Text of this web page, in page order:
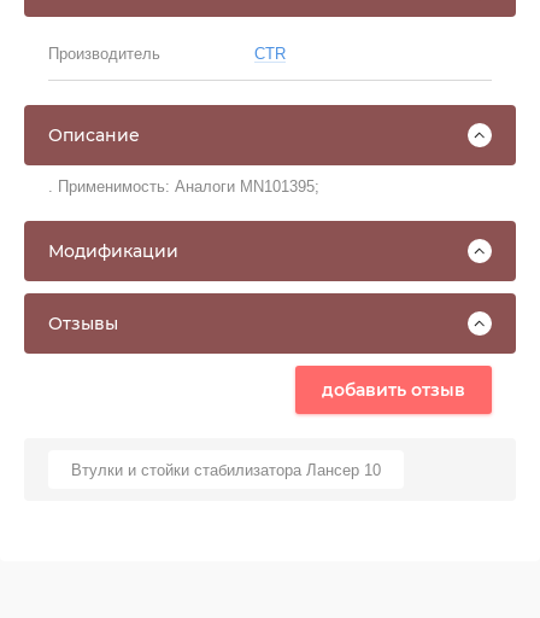
Производитель CTR
Описание
. Применимость: Аналоги MN101395;
Модификации
Отзывы
добавить отзыв
Втулки и стойки стабилизатора Лансер 10